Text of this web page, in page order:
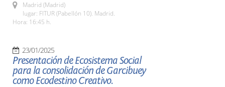
Madrid (Madrid)
lugar: FITUR (Pabellón 10). Madrid.
Hora: 16:45 h.
23/01/2025
Presentación de Ecosistema Social
para la consolidación de Garcibuey
como Ecodestino Creativo.